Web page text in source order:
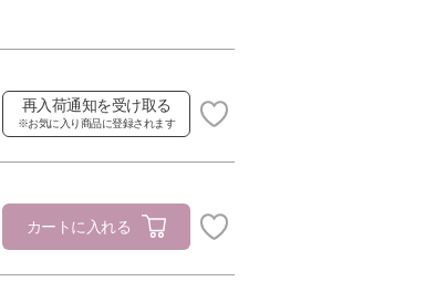
再入荷通知を受け取る
※お気に入り商品に登録されます
カートに入れる